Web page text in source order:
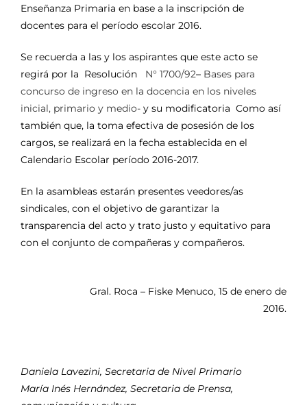
Enseñanza Primaria en base a la inscripción de
docentes para el período escolar 2016.
Se recuerda a las y los aspirantes que este acto se
regirá por la Resolución N° 1700/92– Bases para
concurso de ingreso en la docencia en los niveles
inicial, primario y medio- y su modificatoria Como así
también que, la toma efectiva de posesión de los
cargos, se realizará en la fecha establecida en el
Calendario Escolar período 2016-2017.
En la asambleas estarán presentes veedores/as
sindicales, con el objetivo de garantizar la
transparencia del acto y trato justo y equitativo para
con el conjunto de compañeras y compañeros.
Gral. Roca – Fiske Menuco, 15 de enero de
2016.
Daniela Lavezini, Secretaria de Nivel Primario
María Inés Hernández, Secretaria de Prensa,